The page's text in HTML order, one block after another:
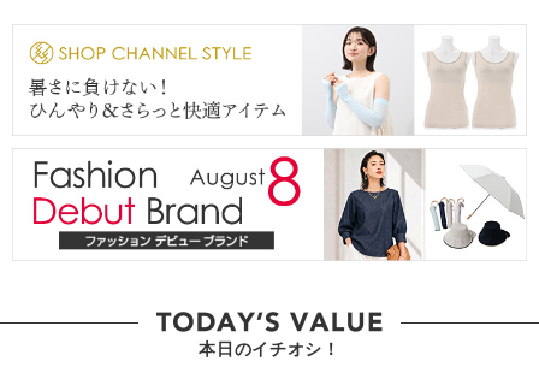
本日のイチオシ！